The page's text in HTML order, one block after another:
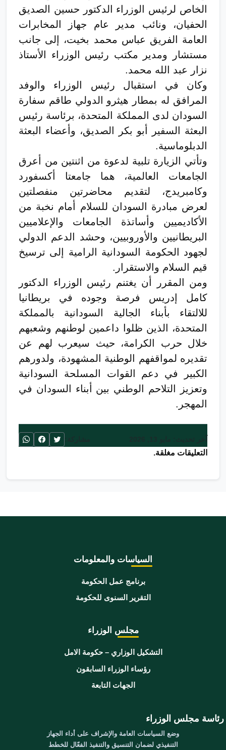
الخاص لرئيس الوزراء الدكتور حسين الصديق
الحفيان، ونائب مدير عام جهاز المخابرات
العامة الفريق عباس محمد بخيت، إلى جانب
مستشار ومدير مكتب رئيس الوزراء الأستاذ
نزار عبد الله محمد.
وكان في استقبال رئيس الوزراء والوفد
المرافق له بمطار هيثرو الدولي طاقم سفارة
السودان لدى المملكة المتحدة، برئاسة رئيس
البعثة السفير أبو بكر الصديق، وأعضاء البعثة
الدبلوماسية.
وتأتي الزيارة تلبية لدعوة من اثنتين من أعرق
الجامعات العالمية، هما جامعتا أكسفورد
وكامبريدج، لتقديم محاضرتين منفصلتين
لعرض مبادرة السودان للسلام أمام نخبة من
الأكاديميين وأساتذة الجامعات والإعلاميين
البريطانيين والأوروبيين، وحشد الدعم الدولي
لجهود الحكومة السودانية الرامية إلى ترسيخ
قيم السلام والاستقرار.
ومن المقرر أن يغتنم رئيس الوزراء الدكتور
كامل إدريس فرصة وجوده في بريطانيا
للالتقاء بأبناء الجالية السودانية بالمملكة
المتحدة، الذين ظلوا داعمين لوطنهم وشعبهم
خلال حرب الكرامة، حيث سيعرب لهم عن
تقديره لمواقفهم الوطنية المشهودة، ولدورهم
الكبير في دعم القوات المسلحة السودانية
وتعزيز التلاحم الوطني بين أبناء السودان في
المهجر.
التعليقات مغلقة.
السياسات والمعلومات
برنامج عمل الحكومة
التقرير السنوى للحكومة
مجلس الوزراء
التشكيل الوزاري – حكومة الامل
رؤساء الوزراء السابقون
الجهات التابعة
رئاسة مجلس الوزراء
وضع السياسات العامة والإشراف على أداء الجهاز
التنفيذي لضمان التنسيق والتنفيذ الفعّال للخطط